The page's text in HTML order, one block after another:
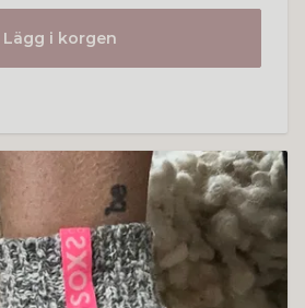
Lägg i korgen